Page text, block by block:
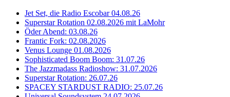
Jet Set, die Radio Escobar 04.08.26
Superstar Rotation 02.08.2026 mit LaMohr
Öder Abend: 03.08.26
Frantic Fork: 02.08.2026
Venus Lounge 01.08.2026
Sophisticated Boom Boom: 31.07.26
The Jazzmadass Radioshow: 31.07.2026
Superstar Rotation: 26.07.26
SPACEY STARDUST RADIO: 25.07.26